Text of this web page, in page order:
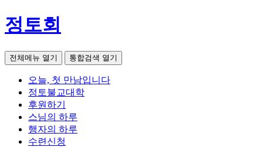
정토회
전체메뉴 열기 통합검색 열기
오늘, 첫 만남입니다
정토불교대학
후원하기
스님의 하루
행자의 하루
수련신청